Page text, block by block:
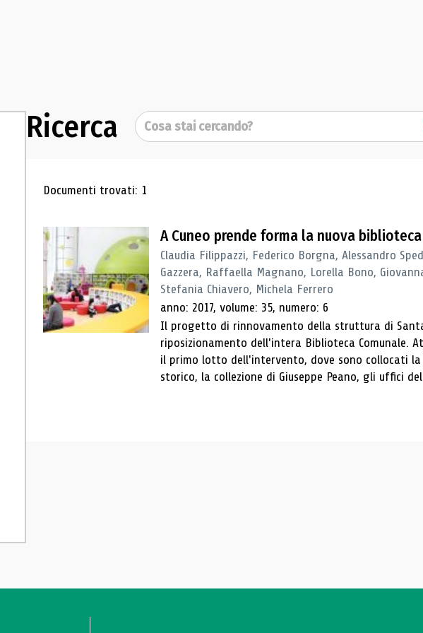
Ricerca Cerca
Risultati di ricerca
Documenti trovati: 1
A Cuneo prende forma la nuova biblioteca
Claudia Filippazzi, Federico Borgna, Alessandro
Gazzera, Raffaella Magnano, Lorella Bono,
Stefania Chiavero, Michela Ferrero
anno: 2017, volume: 35, numero: 6
Il progetto di rinnovamento della struttura di Santa
riposizionamento dell'intera Biblioteca Comunale.
il primo lotto dell'intervento, dove sono collocati
storico, la collezione di Giuseppe Peano, gli uffici